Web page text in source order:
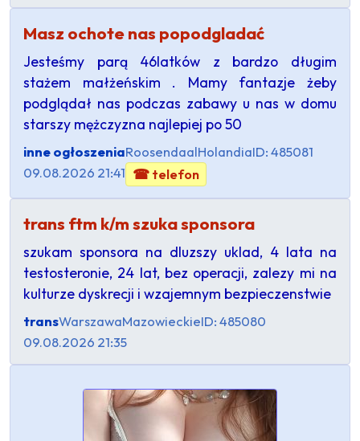
Masz ochote nas popodgladać
Jesteśmy parą 46latków z bardzo długim
stażem małżeńskim . Mamy fantazje żeby
podglądał nas podczas zabawy u nas w domu
starszy mężczyzna najlepiej po 50
inne ogłoszeniaRoosendaalHolandiaID: 485081
09.08.2026 21:41 ☎ telefon
trans ftm k/m szuka sponsora
szukam sponsora na dluzszy uklad, 4 lata na
testosteronie, 24 lat, bez operacji, zalezy mi na
kulturze dyskrecji i wzajemnym bezpieczenstwie
transWarszawaMazowieckieID: 485080
09.08.2026 21:35